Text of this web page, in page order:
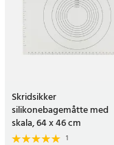
Skridsikker
silikonebagemåtte med
skala, 64 x 46 cm
1